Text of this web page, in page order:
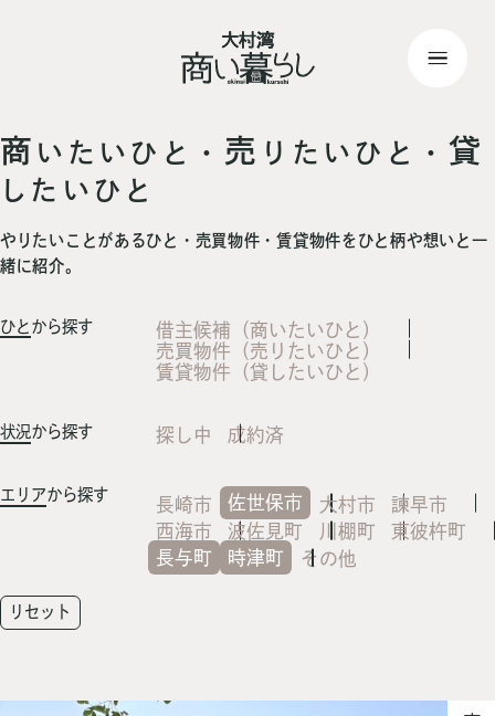
商 いたいひと・ 売 りたいひと・貸
したいひと
やりたいことがあるひと・売買物件・賃貸物件をひと柄や想いと一
緒に紹介。
ひと から探す
借主候補（商いたいひと）
売買物件（売りたいひと）
賃貸物件（貸したいひと）
状況から探す 探し中 成約済
エリアから探す
長崎市 佐世保市 大村市
諫早市
西海市
波佐見町 川棚町
東彼杵町
長与町
時津町 その他
リセット